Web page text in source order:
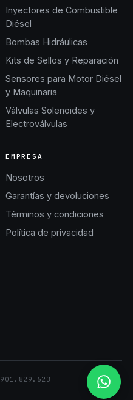
Inyectores de Combustible
Diésel
Bombas Hidráulicas
Kits de Sellos y Reparación
Sensores para Motor Diésel
y Maquinaria
Válvulas Solenoides y
Electroválvulas
EMPRESA
Nosotros
Garantías y devoluciones
Términos y condiciones
Política de privacidad
901.829.623